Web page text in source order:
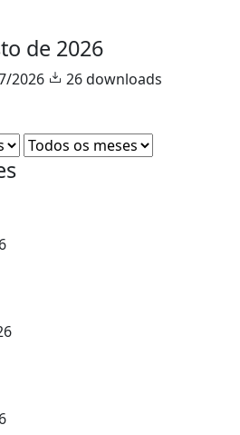
de 2026
2026
26 downloads